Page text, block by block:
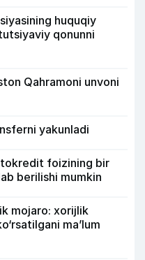
huquqiy
qonunni
Qahramoni unvoni
yakunladi
foizining bir
berilishi mumkin
mojaro: xorijlik
ma’lum